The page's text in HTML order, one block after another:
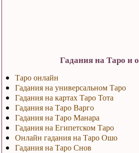
Гадания на Таро и
Таро онлайн
Гадания на универсальном Таро
Гадания на картах Таро Тота
Гадания на Таро Варго
Гадания на Таро Манара
Гадания на Египетском Таро
Онлайн гадания на Таро Ошо
Гадания на Таро Снов